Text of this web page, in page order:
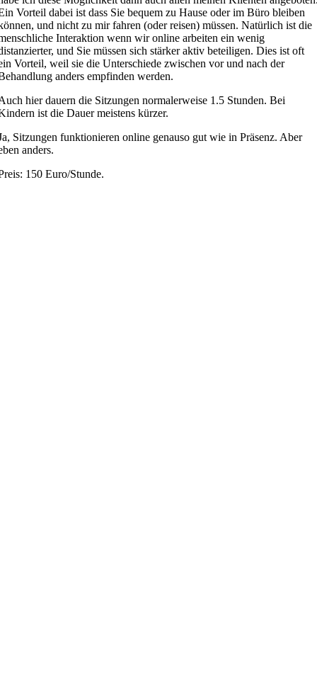
Vorteil dabei ist dass Sie bequem zu Hause oder im Büro bleiben
und nicht zu mir fahren (oder reisen) müssen. Natürlich ist die
Interaktion wenn wir online arbeiten ein wenig
und Sie müssen sich stärker aktiv beteiligen. Dies ist oft
Vorteil, weil sie die Unterschiede zwischen vor und nach der
anders empfinden werden.
hier dauern die Sitzungen normalerweise 1.5 Stunden. Bei
ist die Dauer meistens kürzer.
Sitzungen funktionieren online genauso gut wie in Präsenz. Aber
anders.
150 Euro/Stunde.